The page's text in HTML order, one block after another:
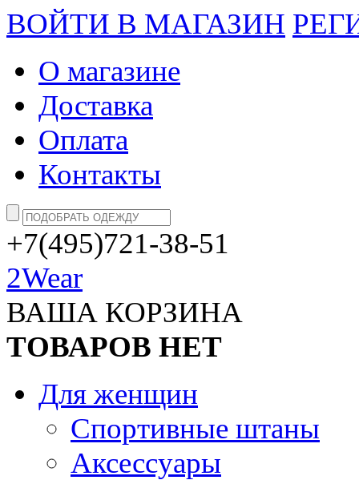
ВОЙТИ В МАГАЗИН
О магазине
Доставка
Оплата
Контакты
+7(495)721-38-51
2Wear
ВАША КОРЗИНА
ТОВАРОВ НЕТ
Для женщин
Спортивные штаны
Аксессуары